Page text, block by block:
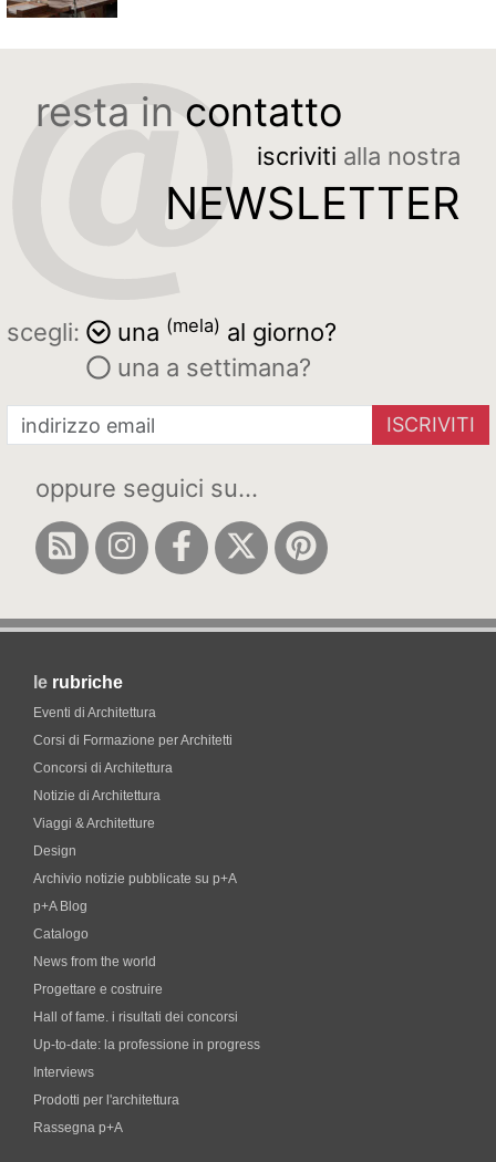
resta in contatto
iscriviti alla nostra
NEWSLETTER
scegli: una (mela) al giorno?
una a settimana?
ISCRIVITI
oppure seguici su...
le rubriche
Eventi di Architettura
Corsi di Formazione per Architetti
Concorsi di Architettura
Notizie di Architettura
Viaggi & Architetture
Design
Archivio notizie pubblicate su p+A
p+A Blog
Catalogo
News from the world
Progettare e costruire
Hall of fame. i risultati dei concorsi
Up-to-date: la professione in progress
Interviews
Prodotti per l'architettura
Rassegna p+A